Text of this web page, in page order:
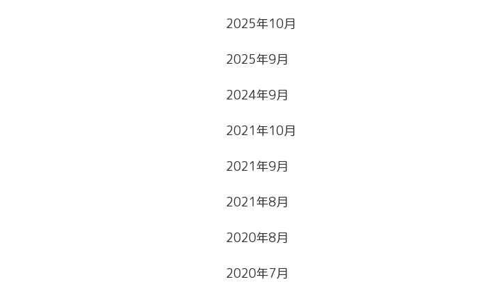
2025年10月
2025年9月
2024年9月
2021年10月
2021年9月
2021年8月
2020年8月
2020年7月